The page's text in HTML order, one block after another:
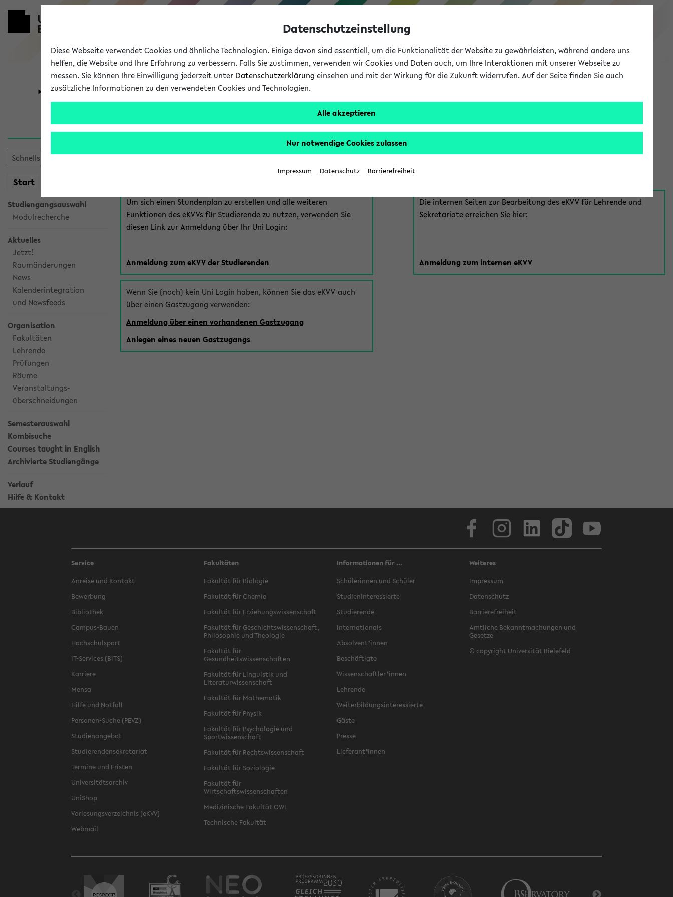
eKVV
Universität Forschung Studium
Start
Studiengangsauswahl
Modulrecherche
Aktuelles
Jetzt!
Raumänderungen
News
Kalenderintegration
und Newsfeeds
Organisation
Fakultäten
Lehrende
Prüfungen
Räume
Veranstaltungs-
überschneidungen
Semesterauswahl
Kombisuche
Courses taught in English
Archivierte Studiengänge
Verlauf
Hilfe & Kontakt
Anmeldung am eKVV
Es gibt mehrere Möglichkeiten zur Anmeldung am eKVV. Bitte wählen Sie die für Sie richtige aus:
Um sich einen Stundenplan zu erstellen und alle weiteren
Funktionen des eKVVs für Studierende zu nutzen, verwenden Sie
diesen Link zur Anmeldung über Ihr Uni Login:
Anmeldung zum eKVV der Studierenden
Wenn Sie (noch) kein Uni Login haben, können Sie das eKVV auch
über einen Gastzugang verwenden:
Anmeldung über einen vorhandenen Gastzugang
Anlegen eines neuen Gastzugangs
eKVV für Mitarbeiter*innen
Die internen Seiten zur Bearbeitung des eKVV für Lehrende und
Sekretariate erreichen Sie hier:
Anmeldung zum internen eKVV
Service
Anreise und Kontakt
Bewerbung
Bibliothek
Campus-Bauen
Hochschulsport
IT-Services (BITS)
Karriere
Mensa
Hilfe und Notfall
Personen-Suche (PEVZ)
Studienangebot
Studierendensekretariat
Termine und Fristen
Universitätsarchiv
UniShop
Vorlesungsverzeichnis (eKVV)
Webmail
Fakultäten
Fakultät für Biologie
Fakultät für Chemie
Fakultät für Erziehungswissenschaft
Fakultät für Geschichtswissenschaft,
Philosophie und Theologie
Fakultät für
Gesundheitswissenschaften
Fakultät für Linguistik und
Literaturwissenschaft
Fakultät für Mathematik
Fakultät für Physik
Fakultät für Psychologie und
Sportwissenschaft
Fakultät für Rechtswissenschaft
Fakultät für Soziologie
Fakultät für
Wirtschaftswissenschaften
Medizinische Fakultät OWL
Technische Fakultät
Informationen für ...
Schülerinnen und Schüler
Studieninteressierte
Studierende
Internationals
Absolvent*innen
Beschäftigte
Wissenschaftler*innen
Lehrende
Weiterbildungsinteressierte
Gäste
Presse
Lieferant*innen
Weiteres
Impressum
Datenschutz
Barrierefreiheit
Amtliche Bekanntmachungen und
Gesetze
© copyright Universität Bielefeld
Datenschutzeinstellung
Diese Webseite verwendet Cookies und ähnliche Technologien. Einige davon sind essentiell, um die Funktionalität der Website zu gewährleisten, während andere uns
helfen, die Website und Ihre Erfahrung zu verbessern. Falls Sie zustimmen, verwenden wir Cookies und Daten auch, um Ihre Interaktionen mit unserer Webseite zu
messen. Sie können Ihre Einwilligung jederzeit unter Datenschutzerklärung einsehen und mit der Wirkung für die Zukunft widerrufen. Auf der Seite finden Sie auch
zusätzliche Informationen zu den verwendeten Cookies und Technologien.
Alle akzeptieren
Nur notwendige Cookies zulassen
Impressum Datenschutz Barrierefreiheit